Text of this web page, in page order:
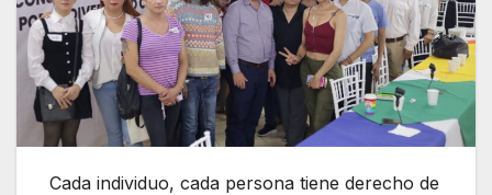
Cada individuo, cada persona tiene derecho de